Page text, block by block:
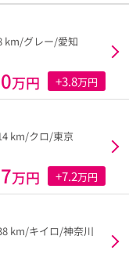
km/グレー/愛知
万円 +3.8万円
km/クロ/東京
万円 +7.2万円
km/キイロ/神奈川